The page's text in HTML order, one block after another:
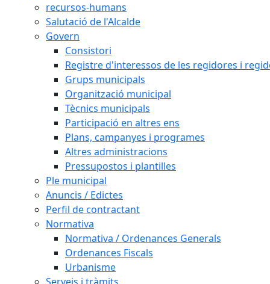
recursos-humans
Salutació de l'Alcalde
Govern
Consistori
Registre d'interessos de les regidores i
Grups municipals
Organització municipal
Tècnics municipals
Participació en altres ens
Plans, campanyes i programes
Altres administracions
Pressupostos i plantilles
Ple municipal
Anuncis / Edictes
Perfil de contractant
Normativa
Normativa / Ordenances Generals
Ordenances Fiscals
Urbanisme